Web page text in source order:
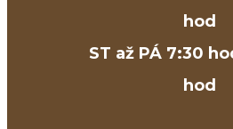
hod
ST až PÁ 7:30
hod